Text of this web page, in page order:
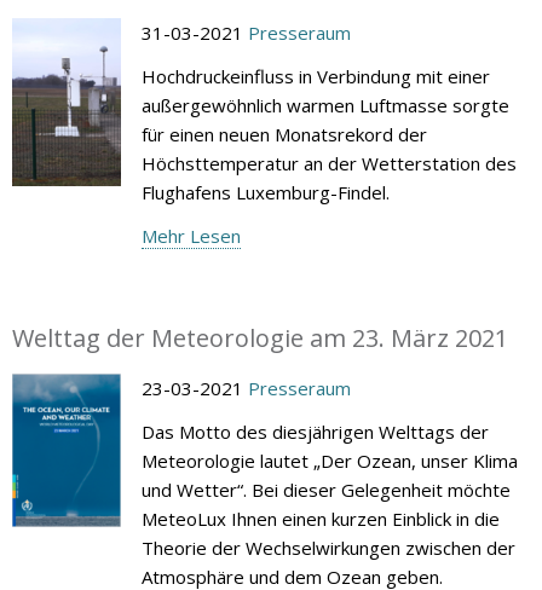
31-03-2021 Presseraum
Hochdruckeinfluss in Verbindung mit einer
außergewöhnlich warmen Luftmasse sorgte
für einen neuen Monatsrekord der
Höchsttemperatur an der Wetterstation des
Flughafens Luxemburg-Findel.
Mehr Lesen
Welttag der Meteorologie am 23. März 2021
23-03-2021 Presseraum
Das Motto des diesjährigen Welttags der
Meteorologie lautet „Der Ozean, unser Klima
und Wetter“. Bei dieser Gelegenheit möchte
MeteoLux Ihnen einen kurzen Einblick in die
Theorie der Wechselwirkungen zwischen der
Atmosphäre und dem Ozean geben.